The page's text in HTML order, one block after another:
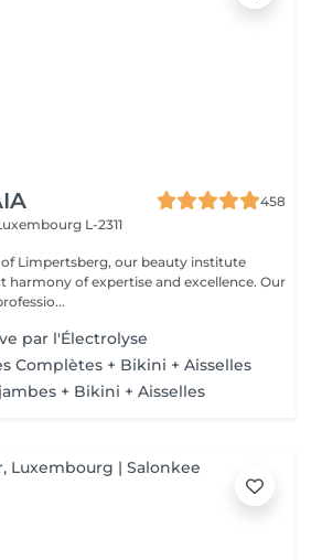
458
L-2311
Limpertsberg, our beauty institute
of expertise and excellence. Our
par l'Électrolyse
Complètes + Bikini + Aisselles
+ Bikini + Aisselles